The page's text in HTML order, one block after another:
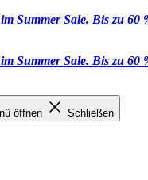
Summer Sale. Bis zu 60
Summer Sale. Bis zu 60
öffnen Schließen